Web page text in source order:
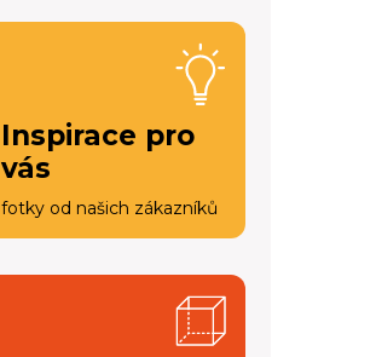
Inspirace pro
vás
fotky od našich zákazníků